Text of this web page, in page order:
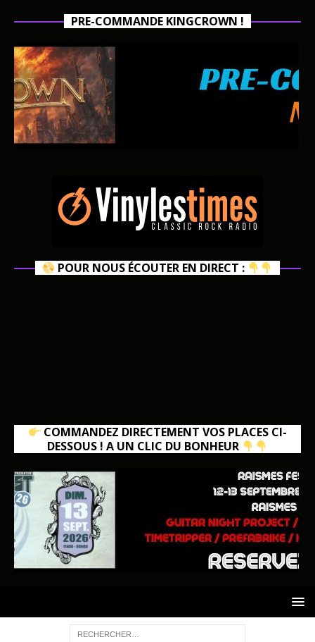
PRE-COMMANDE KINGCROWN !
POUR NOUS ÉCOUTER EN DIRECT :
COMMANDEZ DIRECTEMENT VOS PLACES CI-
DESSOUS ! A UN CLIC DU BONHEUR